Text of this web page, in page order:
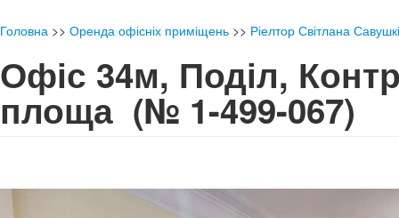
Головна >> Оренда офісніх приміщень >> Ріелтор Світлана
Офіс 34м, Поділ,
площа (№ 1-499-067)